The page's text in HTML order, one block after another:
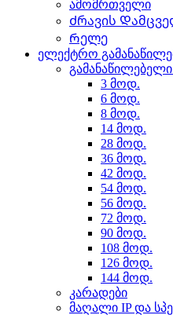
ამომრთველი
Ძრავის
Რელე
ელექტრო
3 მოდ.
6 მოდ.
8 მოდ.
14 მოდ.
28 მოდ.
36 მოდ.
42 მოდ.
54 მოდ.
56 მოდ.
72 მოდ.
90 მოდ.
108 მოდ.
126 მოდ.
144 მოდ.
კარადები
მაღალი IP და